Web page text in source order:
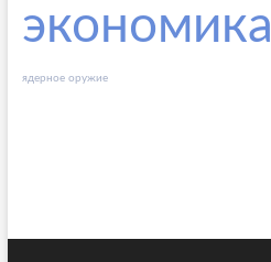
экономика
ядерное оружие